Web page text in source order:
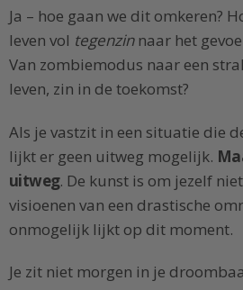
Ja – hoe gaan we dit omkeren?
leven vol tegenzinnaar het
Van zombiemodus naar een
leven, zin in de toekomst?
Als je vastzit in een situatie die
lijkt er geen uitweg mogelijk.
uitweg. De kunst is om jezelf
visioenen van een drastische
onmogelijk lijkt op dit moment.
Je zit niet morgen in je